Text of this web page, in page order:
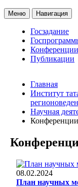
Меню Навигация
Госзадание
Публикации
Главная
Институт
Научная
08.02.2024
План научных